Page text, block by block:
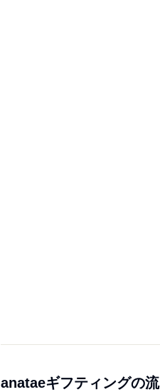
anataeギフティングの流